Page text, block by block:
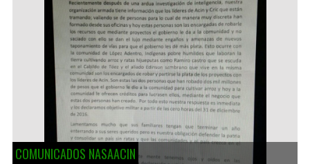
COMUNICADOS NASAACIN